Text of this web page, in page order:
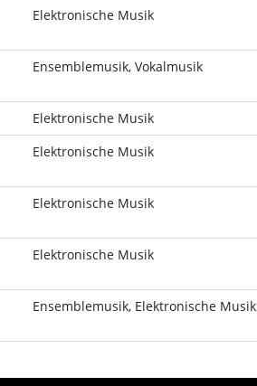
Elektronische Musik
Ensemblemusik, Vokalmusik
Elektronische Musik
Elektronische Musik
Elektronische Musik
Elektronische Musik
Ensemblemusik, Elektronische Musik